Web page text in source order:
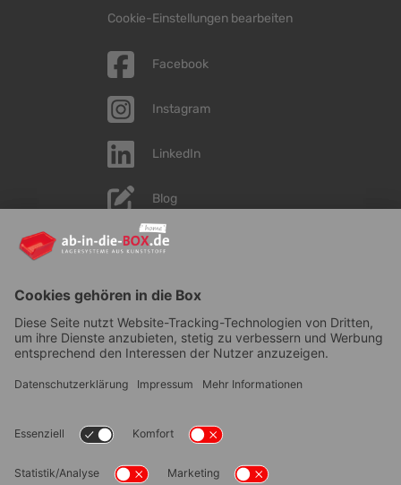
Cookie-Einstellungen bearbeiten
Facebook
Instagram
LinkedIn
Blog
YouTube